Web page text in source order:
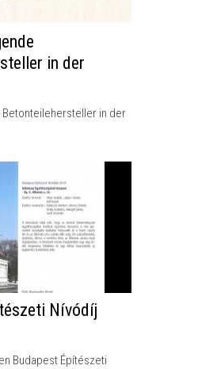
in der
in der
Nívódíj
Budapest Építészeti